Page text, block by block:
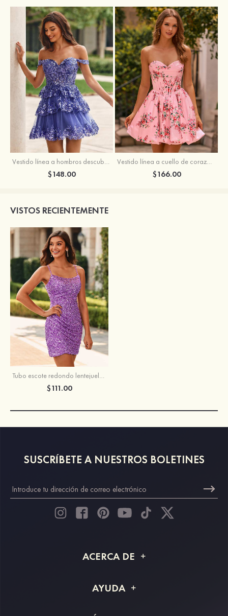
Vestido línea a hombros descubiertos tul corto/mini vestido para homecoming
$148.00
Vestido línea a cuello de corazón satén corto vestido para homecoming
$166.00
VISTOS RECIENTEMENTE
Tubo escote redondo lentejuelas corto/mini vestido para homecoming
$111.00
SUSCRÍBETE A NUESTROS BOLETINES
ACERCA DE
Información de envío
AYUDA